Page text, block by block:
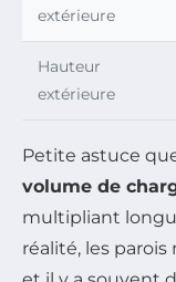
extérieure
Hauteur
extérieure
Petite astuce
volume de
multipliant
réalité, les